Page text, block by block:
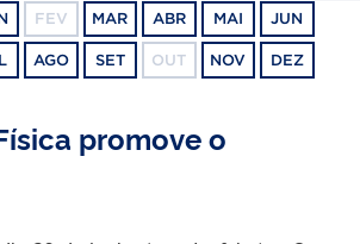
FEV MAR ABR MAI JUN
AGO SET OUT NOV DEZ
promove o